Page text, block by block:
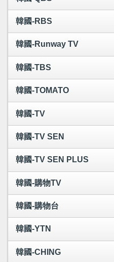
韓國-RBS
韓國-Runway TV
韓國-TBS
韓國-TOMATO
韓國-TV
韓國-TV SEN
韓國-TV SEN PLUS
韓國-購物TV
韓國-購物台
韓國-YTN
韓國-CHING